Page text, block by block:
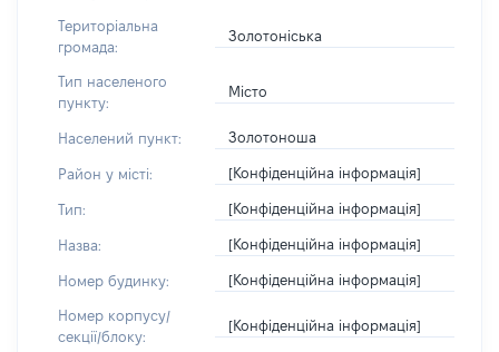
Територіальна
громада:
Золотоніська
Тип населеного
пункту:
Місто
Населений пункт: Золотоноша
Район у місті: [Конфіденційна інформація]
Тип: [Конфіденційна інформація]
Назва: [Конфіденційна інформація]
Номер будинку: [Конфіденційна інформація]
Номер корпусу/
секції/блоку:
[Конфіденційна інформація]